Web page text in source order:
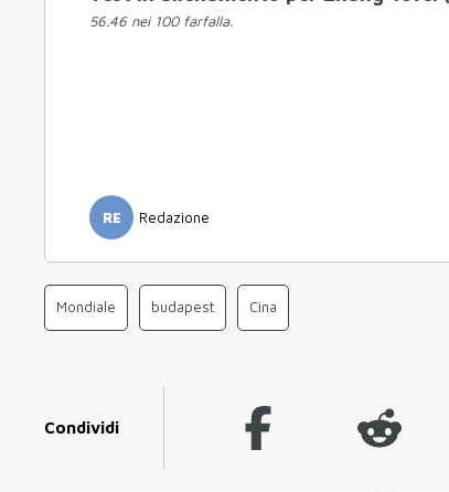
56.46 nei 100 farfalla.
RE Redazione
Mondiale budapest Cina
Condividi